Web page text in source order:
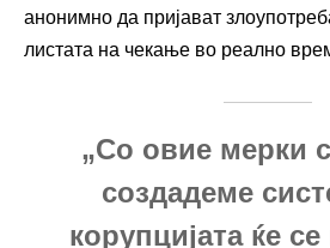
анонимно да пријават
листата на чекање во реално
„Со овие мерки
создадеме
корупцијата ќе